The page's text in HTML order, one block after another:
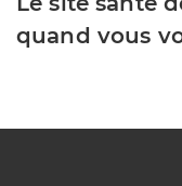
quand vous